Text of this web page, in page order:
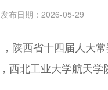
发布日期：2026-05-29
陕西省十四届人大
西北工业大学航天